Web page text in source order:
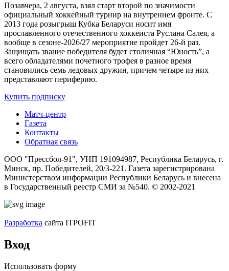
Позавчера, 2 августа, взял старт второй по значимости
официальный хоккейный турнир на внутреннем фронте. C
2013 года розыгрыш Кубка Беларуси носит имя
прославленного отечественного хоккеиста Руслана Салея, а
вообще в сезоне-2026/27 мероприятие пройдет 26-й раз.
Защищать звание победителя будет столичная “Юность”, а
всего обладателями почетного трофея в разное время
становились семь ледовых дружин, причем четыре из них
представляют периферию.
Купить подписку
Матч-центр
Газета
Контакты
Обратная связь
ООО "Прессбол-91", УНП 191094987, Республика Беларусь, г.
Минск, пр. Победителей, 20/3-221. Газета зарегистрирована
Министерством информации Республики Беларусь и внесена
в Государственный реестр СМИ за №540. © 2002-2021
Разработка сайта ITPOFIT
Вход
Использовать форму